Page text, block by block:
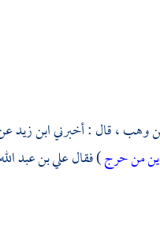
وهب، قال : أخبرنيابن زيد
من حرج) فقالعلي بن عبد الله